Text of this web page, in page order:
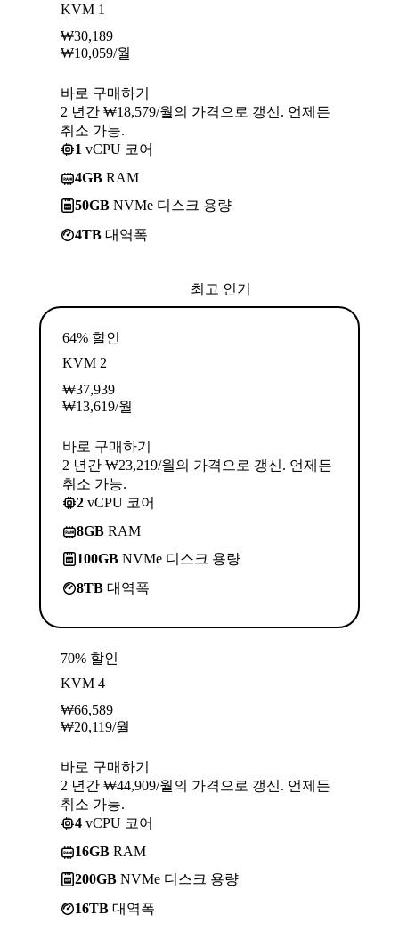
KVM 1
₩30,189
₩10,059/월
바로 구매하기
2 년간 ₩18,579/월의 가격으로 갱신. 언제든
취소 가능.
1 vCPU 코어
4GB RAM
50GB NVMe 디스크 용량
4TB 대역폭
최고 인기
64% 할인
KVM 2
₩37,939
₩13,619/월
바로 구매하기
2 년간 ₩23,219/월의 가격으로 갱신. 언제든
취소 가능.
2 vCPU 코어
8GB RAM
100GB NVMe 디스크 용량
8TB 대역폭
70% 할인
KVM 4
₩66,589
₩20,119/월
바로 구매하기
2 년간 ₩44,909/월의 가격으로 갱신. 언제든
취소 가능.
4 vCPU 코어
16GB RAM
200GB NVMe 디스크 용량
16TB 대역폭